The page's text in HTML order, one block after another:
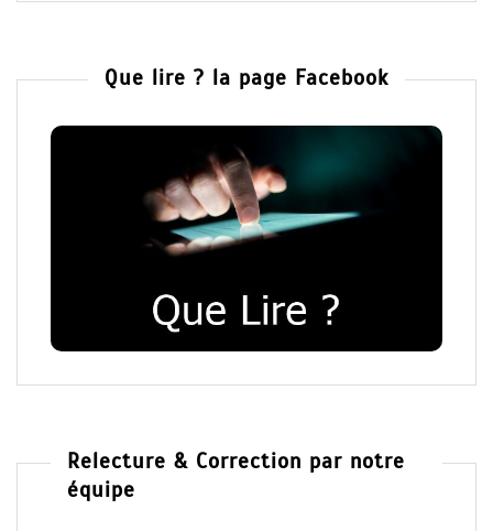
Que lire ? la page Facebook
Relecture & Correction par notre
équipe